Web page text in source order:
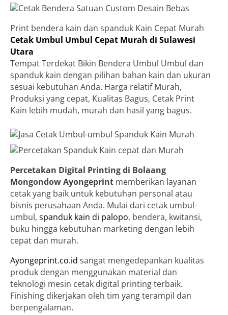
Print bendera kain dan spanduk Kain Cepat Murah
Cetak Umbul Umbul Cepat Murah di Sulawesi
Utara
Tempat Terdekat Bikin Bendera Umbul Umbul dan
spanduk kain dengan pilihan bahan kain dan ukuran
sesuai kebutuhan Anda. Harga relatif Murah,
Produksi yang cepat, Kualitas Bagus, Cetak Print
Kain lebih mudah, murah dan hasil yang bagus.
Percetakan Digital Printing di Bolaang
MongondowAyongeprint memberikan layanan
cetak yang baik untuk kebutuhan personal atau
bisnis perusahaan Anda. Mulai dari cetak umbul-
umbul, spanduk kain di palopo, bendera, kwitansi,
buku hingga kebutuhan marketing dengan lebih
cepat dan murah.
Ayongeprint.co.id sangat mengedepankan kualitas
produk dengan menggunakan material dan
teknologi mesin cetak digital printing terbaik.
Finishing dikerjakan oleh tim yang terampil dan
berpengalaman.